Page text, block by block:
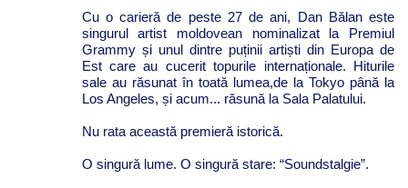
Cu o carieră de peste 27 de ani, Dan Bălan este
singurul artist moldovean nominalizat la Premiul
Grammy și unul dintre puținii artiști din Europa de
Est care au cucerit topurile internaționale. Hiturile
sale au răsunat în toată lumea,de la Tokyo până la
Los Angeles, și acum... răsună la Sala Palatului.
Nu rata această premieră istorică.
O singură lume. O singură stare: “Soundstalgie”.